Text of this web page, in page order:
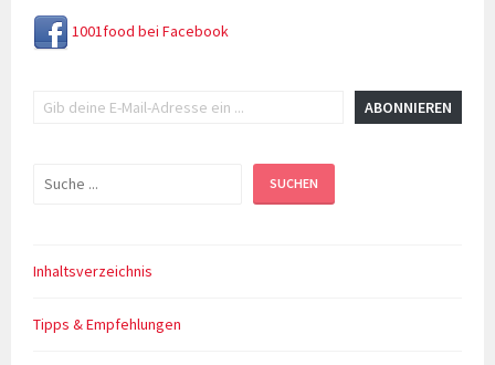
1001food bei Facebook
ABONNIEREN
Suchen SUCHEN
Inhaltsverzeichnis
Tipps & Empfehlungen